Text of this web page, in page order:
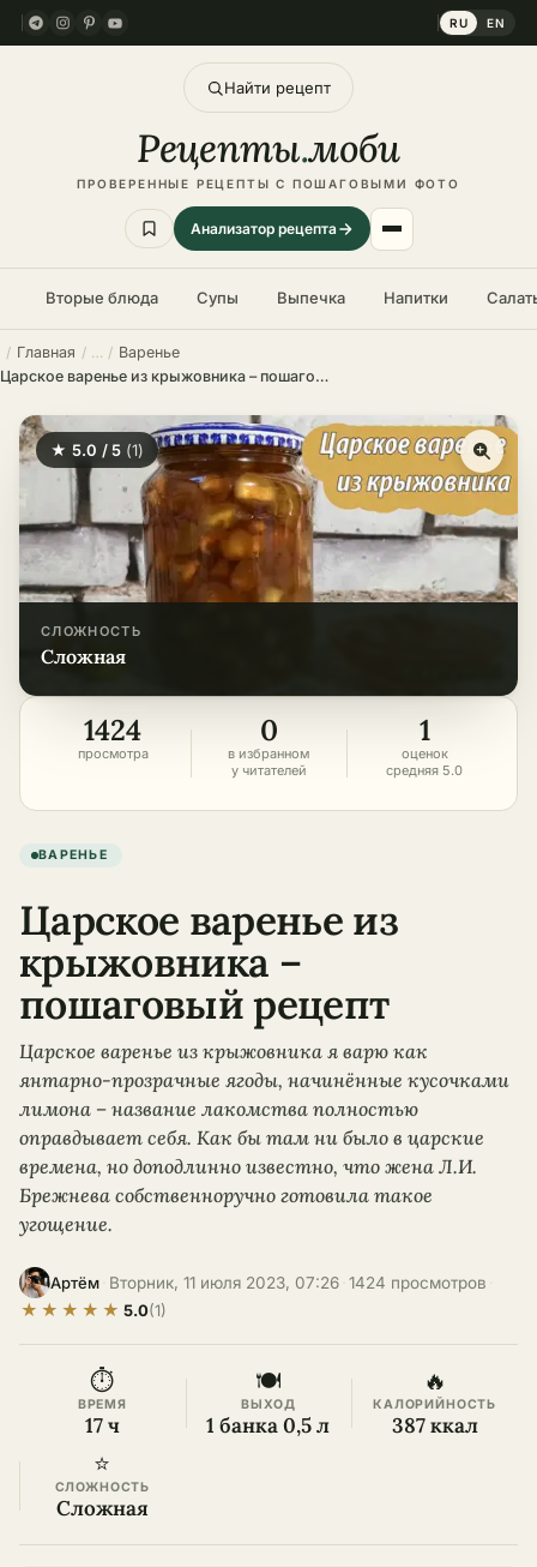
RU EN
Найти рецепт
Рецепты.моби
ПРОВЕРЕННЫЕ РЕЦЕПТЫ С ПОШАГОВЫМИ ФОТО
Анализатор рецепта
Вторые блюда Супы Выпечка Напитки
Главная
Варенье
Царское варенье из крыжовника – пошаговый рецепт
★ 5.0 / 5 (1)
СЛОЖНОСТЬ
сложная
1424
просмотра
0
в избранном
у читателей
1
оценок
средняя 5.0
ВАРЕНЬЕ
Царское варенье из
крыжовника –
пошаговый рецепт
Царское варенье из крыжовника я варю как
янтарно-прозрачные ягоды, начинённые кусочками
лимона – название лакомства полностью
оправдывает себя. Как бы там ни было в царские
времена, но доподлинно известно, что жена Л.И.
Брежнева собственноручно готовила такое
угощение.
Артём Вторник, 11 июля 2023, 07:26 1424 просмотров
★ ★ ★ ★ ★ 5.0(1)
⏱
ВРЕМЯ
17 ч
🍽
ВЫХОД
1 банка 0,5 л
🔥
КАЛОРИЙНОСТЬ
387 ккал
⭐
СЛОЖНОСТЬ
Сложная